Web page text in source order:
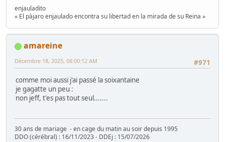
enjauladito
« El pàjaro enjaulado encontra su libertad en la mirada de su Reina »
amareine
#971
Décembre 18, 2025, 08:00:12 AM
comme moi aussi j'ai passé la soixantaine
je gagatte un peu :
non jeff, t'es pas tout seul.......
30 ans de mariage - en cage du matin au soir depuis 1995
DDO (cérébral) : 16/11/2023 - DDEj : 15/07/2026